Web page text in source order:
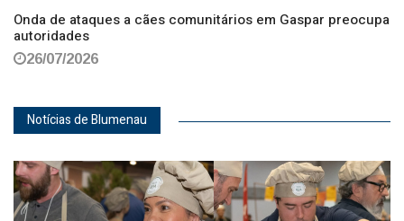
Onda de ataques a cães comunitários em Gaspar preocupa
autoridades
26/07/2026
Notícias de Blumenau